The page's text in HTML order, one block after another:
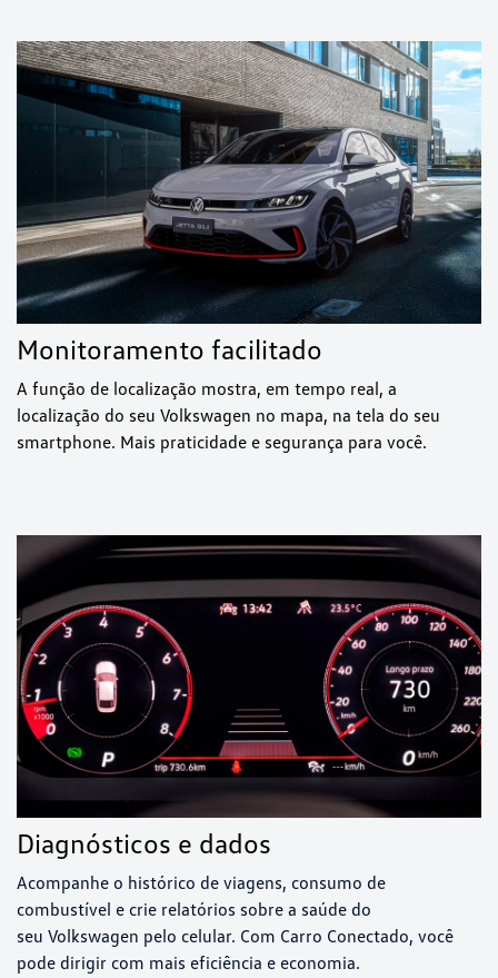
Monitoramento facilitado
A função de localização mostra, em tempo real, a
localização do seu Volkswagen no mapa, na tela do seu
smartphone. Mais praticidade e segurança para você.
Diagnósticos e dados
Acompanhe o histórico de viagens, consumo de
combustível e crie relatórios sobre a saúde do
seu Volkswagen pelo celular. Com Carro Conectado, você
pode dirigir com mais eficiência e economia.